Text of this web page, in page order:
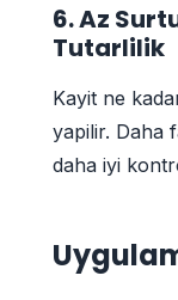
6. Az
Tutarlilik
Kayit ne
yapilir. Daha
daha iyi